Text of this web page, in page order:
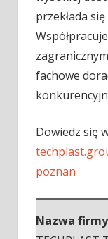
przekłada
fachowe
Dowiedz się
poznan
Nazwa